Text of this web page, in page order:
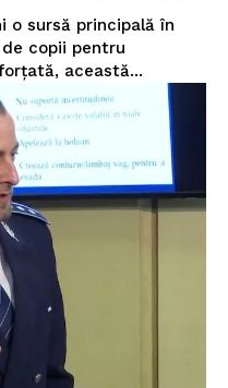
o sursă principală în
copii pentru
această...